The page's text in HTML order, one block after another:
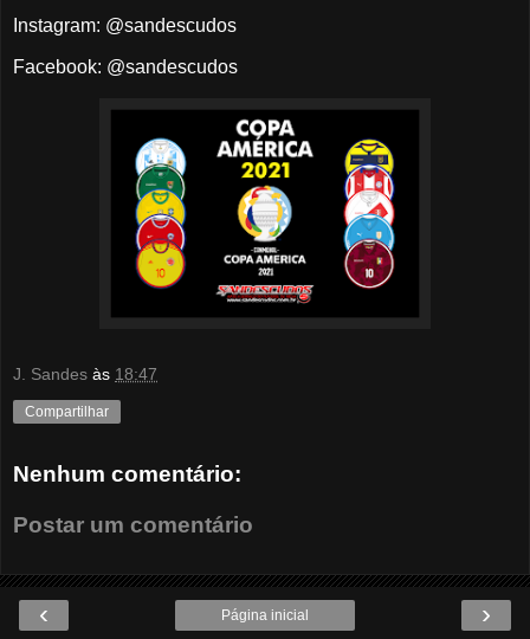
Instagram: @sandescudos
Facebook: @sandescudos
J. Sandes às 18:47
Compartilhar
Nenhum comentário:
Postar um comentário
‹ ›
Página inicial